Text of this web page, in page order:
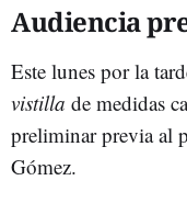
Audiencia
Este lunes por la
vistilla de medidas
preliminar previa al
Gómez.